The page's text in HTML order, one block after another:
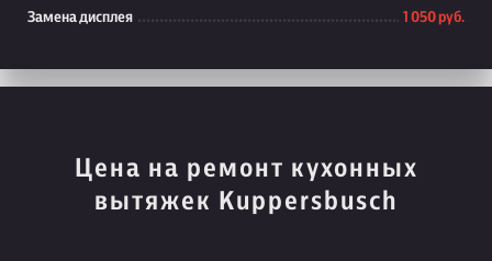
Замена дисплея 1 050 руб.
Цена на ремонт кухонных
вытяжек Kuppersbusch